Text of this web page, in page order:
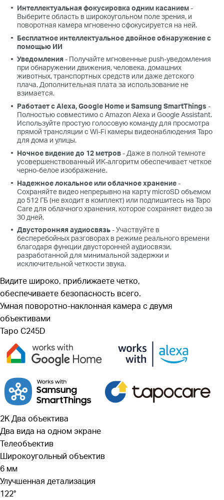
Интеллектуальная фокусировка одним касанием-
Выберите область в широкоугольном поле зрения, и
поворотная камера мгновенно сфокусируется на ней.
Бесплатное интеллектуальное двойное обнаружение с
помощью ИИ
Уведомления- Получайте мгновенные push-уведомления
при обнаружении движения, человека, домашних
животных, транспортных средств или даже детского
плача. Дополнительная плата за использование не
взимается.
Работает с Alexa, Google Home и Samsung SmartThings -
Полностью совместимо с Amazon Alexa и Google Assistant.
Используйте простую голосовую команду для просмотра
прямой трансляции с Wi-Fi камеры видеонаблюдения Tapo
для дома и улицы.
Ночное видение до 12 метров- Даже в полной темноте
усовершенствованный ИК-алгоритм обеспечивает четкое
черно-белое изображение.
Надежное локальное или облачное хранение-
Сохраняйте видео непрерывно на карту microSD объемом
до 512 ГБ (не входит в комплект) или подпишитесь на Tapo
Care для облачного хранения, которое сохраняет видео за
30 дней.
Двусторонняя аудиосвязь- Участвуйте в
бесперебойных разговорах в режиме реального времени
благодаря функции двусторонней аудиосвязи,
разработанной для минимальной задержки и
исключительной четкости звука.
Видите широко, приближаете четко,
обеспечиваете безопасность всего.
Умная поворотно-наклонная камера с двумя
объективами
Tapo C245D
2K Два объектива
Два вида на одном экране
Телеобъектив
Широкоугольный объектив
6 мм
Улучшенная детализация
122°